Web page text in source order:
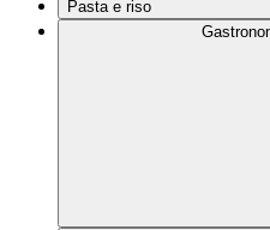
Pasta e riso